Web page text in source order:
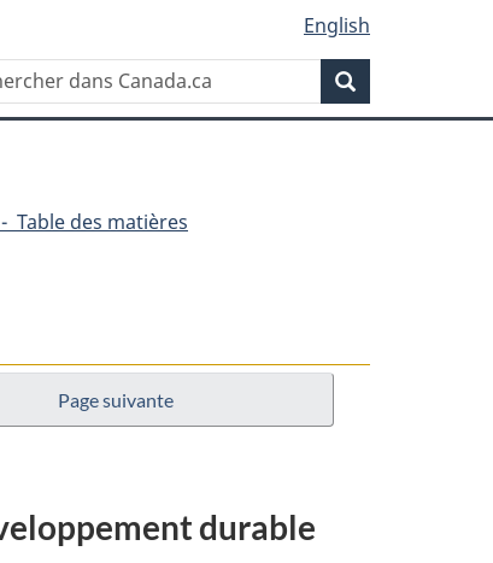
English
Table des matières
Page suivante
durable